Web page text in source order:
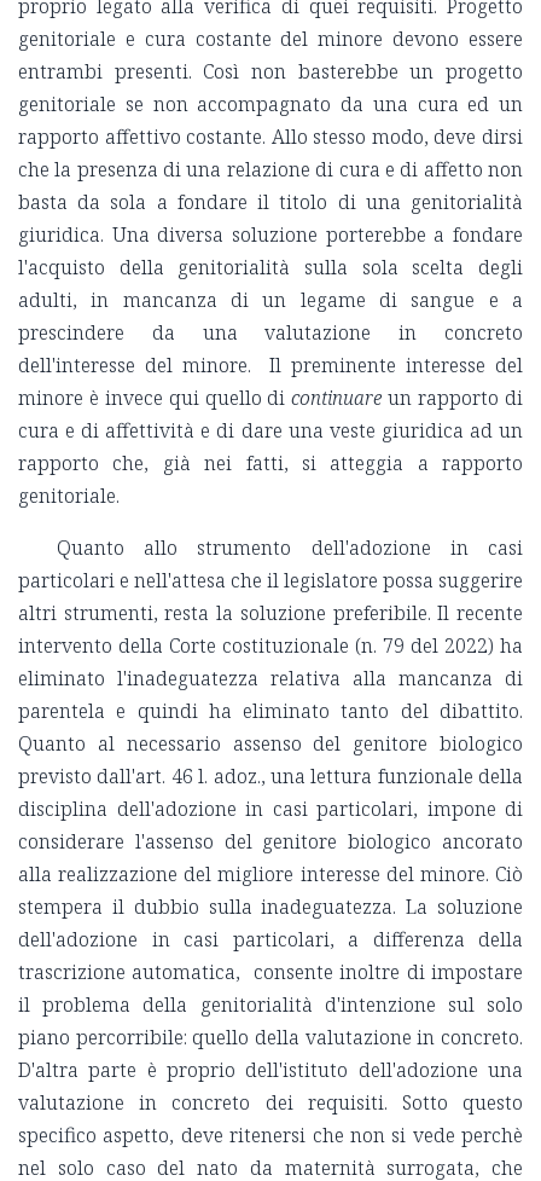
proprio legato alla verifica di quei requisiti. Progetto
genitoriale e cura costante del minore devono essere
entrambi presenti. Così non basterebbe un progetto
genitoriale se non accompagnato da una cura ed un
rapporto affettivo costante. Allo stesso modo, deve dirsi
che la presenza di una relazione di cura e di affetto non
basta da sola a fondare il titolo di una genitorialità
giuridica. Una diversa soluzione porterebbe a fondare
l'acquisto della genitorialità sulla sola scelta degli
adulti, in mancanza di un legame di sangue e a
prescindere da una valutazione in concreto
dell'interesse del minore. Il preminente interesse del
minore è invece qui quello dicontinuareun rapporto di
cura e di affettività e di dare una veste giuridica ad un
rapporto che, già nei fatti, si atteggia a rapporto
genitoriale.
Quanto allo strumento dell'adozione in casi
particolari e nell'attesa che il legislatore possa suggerire
altri strumenti, resta la soluzione preferibile. Il recente
intervento della Corte costituzionale (n. 79 del 2022) ha
eliminato l'inadeguatezza relativa alla mancanza di
parentela e quindi ha eliminato tanto del dibattito.
Quanto al necessario assenso del genitore biologico
previsto dall'art. 46 l. adoz., una lettura funzionale della
disciplina dell'adozione in casi particolari, impone di
considerare l'assenso del genitore biologico ancorato
alla realizzazione del migliore interesse del minore. Ciò
stempera il dubbio sulla inadeguatezza. La soluzione
dell'adozione in casi particolari, a differenza della
trascrizione automatica, consente inoltre di impostare
il problema della genitorialità d'intenzione sul solo
piano percorribile: quello della valutazione in concreto.
D'altra parte è proprio dell'istituto dell'adozione una
valutazione in concreto dei requisiti. Sotto questo
specifico aspetto, deve ritenersi che non si vede perchè
nel solo caso del nato da maternità surrogata, che